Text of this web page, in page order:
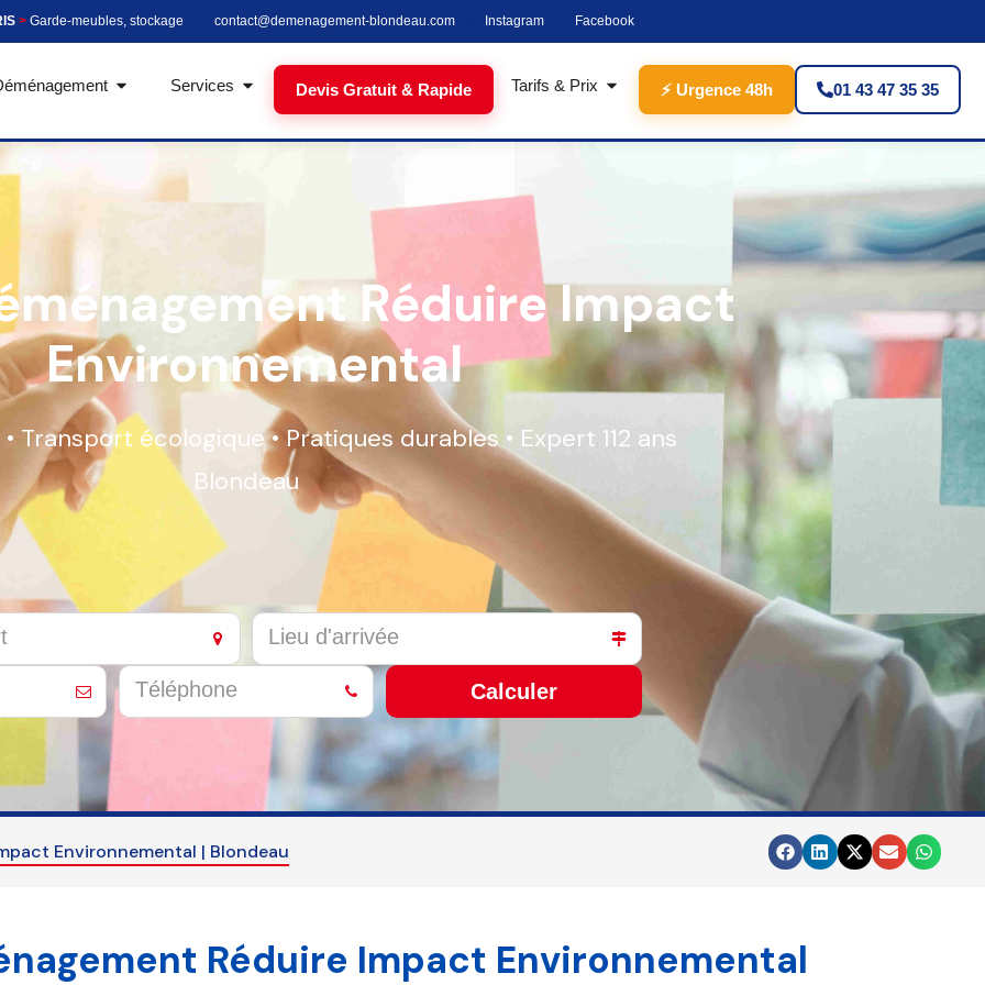
> Garde-meubles, stockage contact@demenagement-blondeau.com Instagram Facebook
Services Devis Gratuit & Rapide Tarifs & Prix ⚡ Urgence 48h 01 43 47 35 35
Réduire Impact
Environnemental
Transport écologique • Pratiques durables • Expert 112 ans
Blondeau
Calculer
Environnemental | Blondeau
Réduire Impact Environnemental